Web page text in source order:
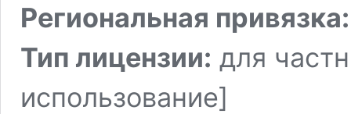
Региональная привязка:
Тип лицензии: для
использование]